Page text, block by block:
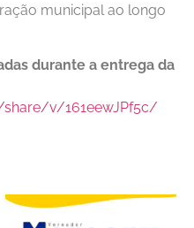
municipal ao longo
durante a entrega da
v/161eewJPf5c/